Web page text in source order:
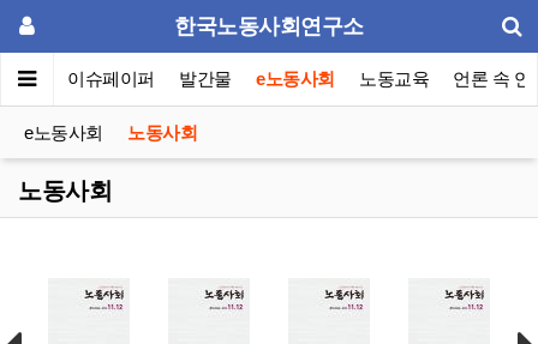
한국노동사회연구소
포럼 이슈페이퍼 발간물 e노동사회 노동교육 언론 속 연
e노동사회 노동사회
노동사회